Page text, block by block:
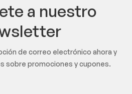
a nuestro
de correo electrónico ahora y
sobre promociones y cupones.